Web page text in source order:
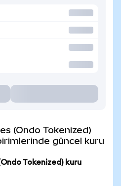
(Ondo Tokenized)
güncel kuru
Tokenized) kuru